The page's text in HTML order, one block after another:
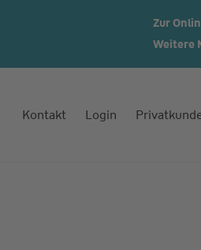
Zur
Weitere
Kontakt Login